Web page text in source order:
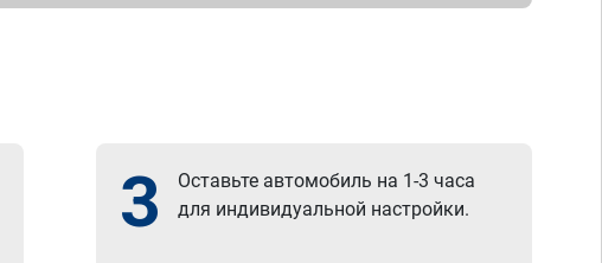
3
Оставьте автомобиль на 1-3 часа
для индивидуальной настройки.